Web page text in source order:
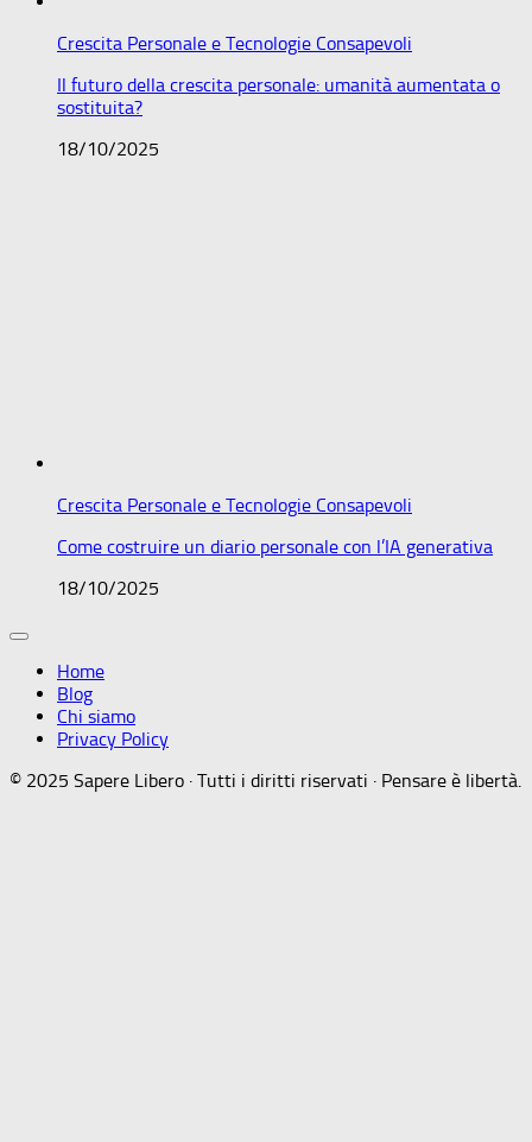
Crescita Personale e Tecnologie Consapevoli
Il futuro della crescita personale: umanità aumentata o
sostituita?
18/10/2025
Crescita Personale e Tecnologie Consapevoli
Come costruire un diario personale con l’IA generativa
18/10/2025
Home
Blog
Chi siamo
Privacy Policy
© 2025 Sapere Libero · Tutti i diritti riservati · Pensare è libertà.